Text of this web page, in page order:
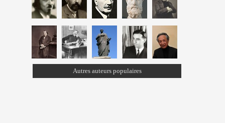
Autres auteurs populaires